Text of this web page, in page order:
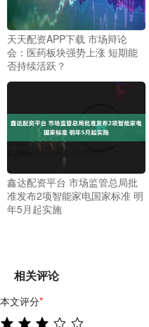
天天配资APP下载 市场辩论
会：医药板块强势上涨 短期能
否持续活跃？
鑫达配资平台 市场监管总局批
准发布2项智能家电国家标准 明
年5月起实施
相关评论
本文评分*